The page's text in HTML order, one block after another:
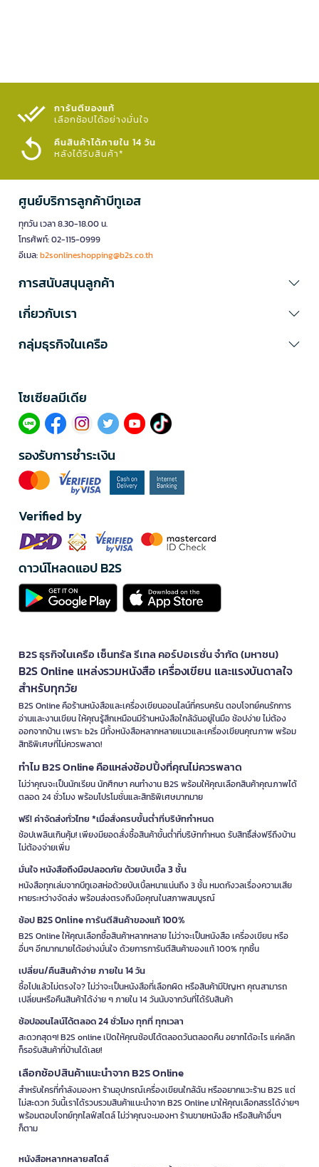
การันตีของแท้
เลือกช้อปได้อย่างมั่นใจ​
คืนสินค้าได้ภายใน 14 วัน
หลังได้รับสินค้า*
ศูนย์บริการลูกค้าบีทูเอส
ทุกวัน เวลา 8.30-18.00 น.
โทรศัพท์: 02-115-0999
อีเมล:b2sonlineshopping@b2s.co.th
การสนับสนุนลูกค้า
เกี่ยวกับเรา
กลุ่มธุรกิจในเครือ
โซเซียลมีเดีย​
รองรับการชำระเงิน
Verified by
ดาวน์โหลดแอป B2S
B2S ธุรกิจในเครือ เซ็นทรัล รีเทล คอร์ปอเรชั่น จำกัด (มหาชน)
B2S Online แหล่งรวมหนังสือ เครื่องเขียน และแรงบันดาลใจ
สำหรับทุกวัย
B2S Online คือร้านหนังสือและเครื่องเขียนออนไลน์ที่ครบครัน ตอบโจทย์คนรักการ
อ่านและงานเขียน ให้คุณรู้สึกเหมือนมีร้านหนังสือใกล้ฉันอยู่ในมือ ช้อปง่าย ไม่ต้อง
ออกจากบ้าน เพราะ b2s มีทั้งหนังสือหลากหลายแนวและเครื่องเขียนคุณภาพ พร้อม
สิทธิพิเศษที่ไม่ควรพลาด!
ทำไม B2S Online คือแหล่งช้อปปิ้งที่คุณไม่ควรพลาด
ไม่ว่าคุณจะเป็นนักเรียน นักศึกษา คนทำงาน B2S พร้อมให้คุณเลือกสินค้าคุณภาพได้
ตลอด 24 ชั่วโมง พร้อมโปรโมชั่นและสิทธิพิเศษมากมาย
ฟรี! ค่าจัดส่งทั่วไทย *เมื่อสั่งครบขั้นต่ำที่บริษัทกำหนด
ช้อปเพลินเกินคุ้ม! เพียงมียอดสั่งซื้อสินค้าขั้นต่ำที่บริษัทกำหนด รับสิทธิ์ส่งฟรีถึงบ้าน
ไม่ต้องจ่ายเพิ่ม
มั่นใจ หนังสือถึงมือปลอดภัย ด้วยบับเบิ้ล 3 ชั้น
หนังสือทุกเล่มจากบีทูเอสห่อด้วยบับเบิ้ลหนาแน่นถึง 3 ชั้น หมดกังวลเรื่องความเสีย
หายระหว่างจัดส่ง พร้อมส่งตรงถึงมือคุณในสภาพสมบูรณ์
ช้อป B2S Online การันตีสินค้าของแท้ 100%
B2S Online ให้คุณเลือกซื้อสินค้าหลากหลาย ไม่ว่าจะเป็นหนังสือ เครื่องเขียน หรือ
อื่นๆ อีกมากมายได้อย่างมั่นใจ ด้วยการการันตีสินค้าของแท้ 100% ทุกชิ้น
เปลี่ยน/คืนสินค้าง่าย ภายใน 14 วัน
ซื้อไปแล้วไม่ตรงใจ? ไม่ว่าจะเป็นหนังสือที่เลือกผิด หรือสินค้ามีปัญหา คุณสามารถ
เปลี่ยนหรือคืนสินค้าได้ง่าย ๆ ภายใน 14 วันนับจากวันที่ได้รับสินค้า
ช้อปออนไลน์ได้ตลอด 24 ชั่วโมง ทุกที่ ทุกเวลา
สะดวกสุดๆ! B2S online เปิดให้คุณช้อปได้ตลอดวันตลอดคืน อยากได้อะไร แค่คลิก
ก็รอรับสินค้าที่บ้านได้เลย!
เลือกช้อปสินค้าแนะนำจาก B2S Online
สำหรับใครที่กำลังมองหา ร้านอุปกรณ์เครื่องเขียนใกล้ฉัน หรืออยากแวะร้าน B2S แต่
ไม่สะดวก วันนี้เราได้รวบรวมสินค้าแนะนำจาก B2S Online มาให้คุณเลือกสรรได้ง่ายๆ
พร้อมตอบโจทย์ทุกไลฟ์สไตล์ ไม่ว่าคุณจะมองหา ร้านขายหนังสือ หรือสินค้าอื่นๆ
ก็ตาม
หนังสือหลากหลายสไตล์